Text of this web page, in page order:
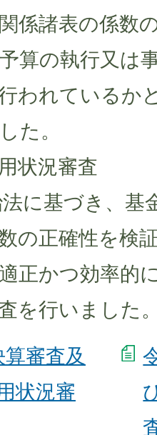
係諸表の係数
算の執行又は
われているか
た。
状況審査
に基づき、基
の正確性を検
正かつ効率的
を行いました
審査及
状況審